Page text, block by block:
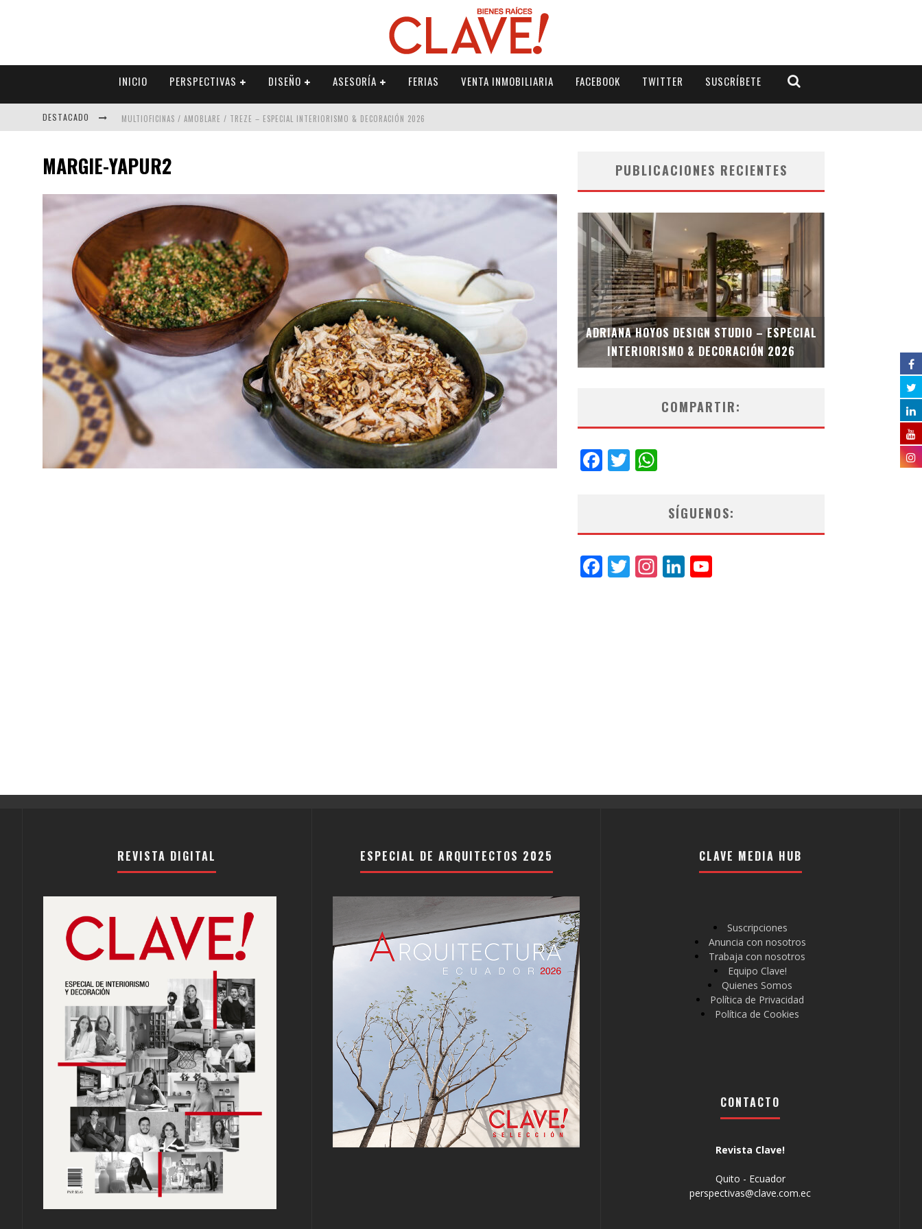
INICIO PERSPECTIVAS DISEÑO ASESORÍA FERIAS VENTA INMOBILIARIA FACEBOOK TWITTER SUSCRÍBETE
DESTACADO MULTIOFICINAS / AMOBLARE / TREZE – ESPECIAL INTERIORISMO & DECORACIÓN 2026
COLINEAL – ESPECIAL INTERIORISMO & DECORACIÓN 2026
ADRIANA HOYOS DESIGN STUDIO – ESPECIAL INTERIORISMO & DECORACIÓN 2026
MARGIE-YAPUR2 PUBLICACIONES RECIENTES
MUBB DESIGN STUDIO – ESPECIAL
INTERIORISMO & DECORACIÓN 2026
ADRIANA HOYOS DESIGN STUDIO – ESPECIAL
INTERIORISMO & DECORACIÓN 2026
COMPARTIR:
Facebook
Twitter
SÍGUENOS:
Facebook
Twitter
Instagram
LinkedIn
REVISTA DIGITAL ESPECIAL DE ARQUITECTOS 2025 CLAVE MEDIA HUB
Suscripciones
Anuncia con nosotros
Trabaja con nosotros
Equipo Clave!
Quienes Somos
Política de Privacidad
Política de Cookies
CONTACTO
Revista Clave!
Quito - Ecuador
perspectivas@clave.com.ec